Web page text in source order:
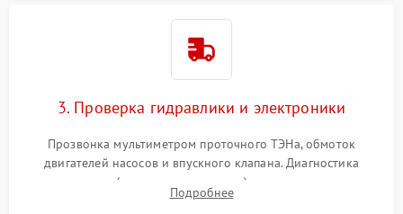
3. Проверка гидравлики и электроники
Прозвонка мультиметром проточного ТЭНа, обмоток
двигателей насосов и впускного клапана. Диагностика
прессостата (датчика уровня воды), датчика мутности,
концевика дверцы и электронного модуля управления.
Подробнее